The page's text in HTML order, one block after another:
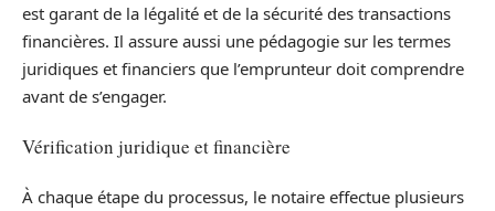
est garant de la légalité et de la sécurité des transactions
financières. Il assure aussi une pédagogie sur les termes
juridiques et financiers que l’emprunteur doit comprendre
avant de s’engager.
Vérification juridique et financière
À chaque étape du processus, le notaire effectue plusieurs